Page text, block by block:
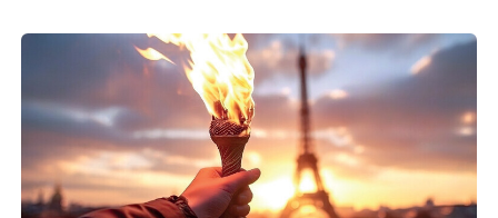
NOS MÉTIERS
Nos Métiers
Nos Lettres Trimestrielles